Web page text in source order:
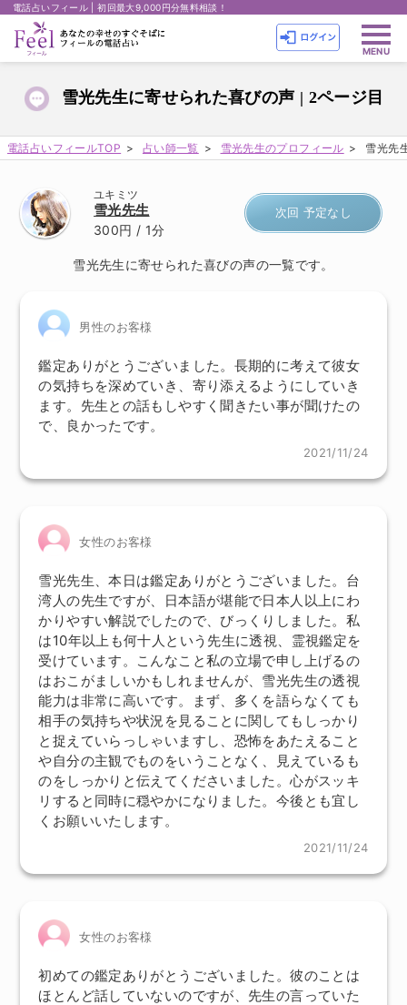
電話占いフィール | 初回最大9,000円分無料相談！
雪光先生に寄せられた喜びの声 | 2ページ目
電話占いフィールTOP 占い師一覧 雪光先生のプロフィール 雪光先
ユキミツ
雪光先生
300円 / 1分
次回 予定なし
雪光先生に寄せられた喜びの声の一覧です。
男性のお客様
鑑定ありがとうございました。長期的に考えて彼女
の気持ちを深めていき、寄り添えるようにしていき
ます。先生との話もしやすく聞きたい事が聞けたの
で、良かったです。
2021/11/24
女性のお客様
雪光先生、本日は鑑定ありがとうございました。台
湾人の先生ですが、日本語が堪能で日本人以上にわ
かりやすい解説でしたので、びっくりしました。私
は10年以上も何十人という先生に透視、霊視鑑定を
受けています。こんなこと私の立場で申し上げるの
はおこがましいかもしれませんが、雪光先生の透視
能力は非常に高いです。まず、多くを語らなくても
相手の気持ちや状況を見ることに関してもしっかり
と捉えていらっしゃいますし、恐怖をあたえること
や自分の主観でものをいうことなく、見えているも
のをしっかりと伝えてくださいました。心がスッキ
リすると同時に穏やかになりました。今後とも宜し
くお願いいたします。
2021/11/24
女性のお客様
初めての鑑定ありがとうございました。彼のことは
ほとんど話していないのですが、先生の言っていた